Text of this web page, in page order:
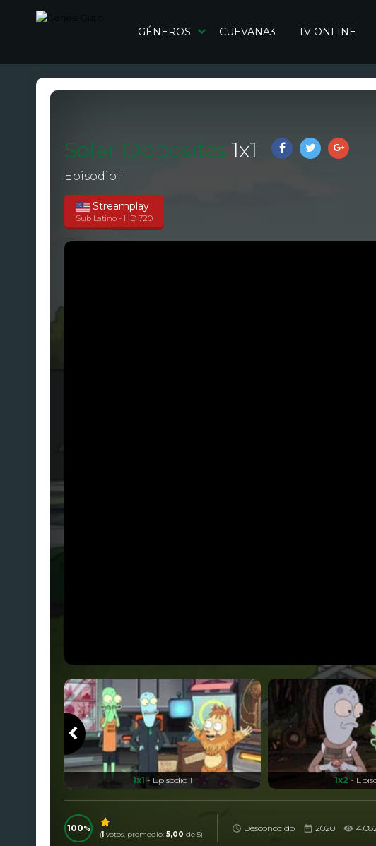
GÉNEROS CUEVANA3 TV ONLINE
Solar Opposites1x1
Episodio 1
Streamplay
Sub Latino - HD 720
1x1 - Episodio 1 1x2 -
100
(1 votos, promedio: 5,00 de 5)
Desconocido 2020